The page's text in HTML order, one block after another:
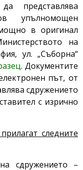
представлява
упълномощен
в оригинал
на
ул. „Съборна“
. Документите
път, от
сдружението
с изрично
следните
сдружението –